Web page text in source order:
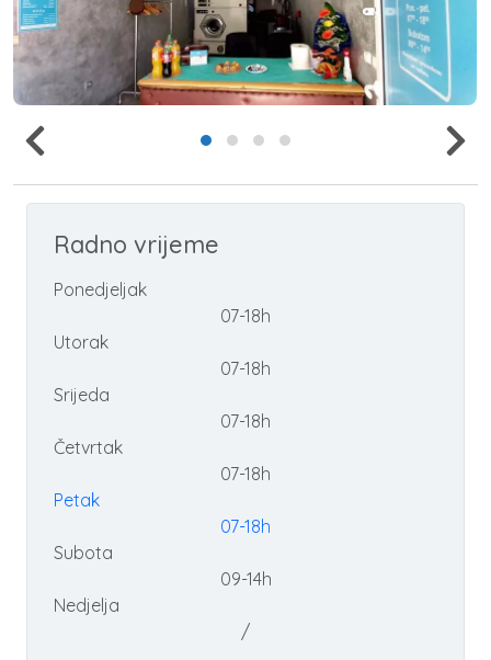
Radno vrijeme
Ponedjeljak
07-18h
Utorak
07-18h
Srijeda
07-18h
Četvrtak
07-18h
Petak
07-18h
Subota
09-14h
Nedjelja
/